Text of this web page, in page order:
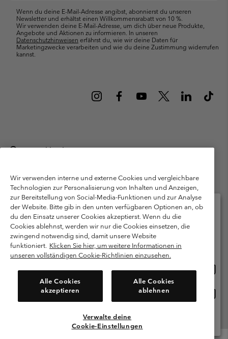
Wenn du deine E-Mail-Adresse angibst, abonnierst du unseren
Newsletter und erhältst einen Willkommensrabatt von 10 %.
Wir verwenden deine E-Mail-Adresse, um dich über neue Produkte,
Angebote und Aktionen zu informieren. In unseren
Datenschutzhinweisen erfährst du, wie wir deine Daten für
Marketingzwecke verarbeiten und wie du deine Zustimmung widerrufen
kannst.
Deutschland
München Deutschland. Alle Rechte vorbehalten.
Nutzungsbedingungen
Allgemeine Verkaufsbedingungen
Garantie
Datenschutzerklärung
Bestimmungen und Bedingungen des Mitglieder Programms
Nutzungsbedingungen Für Nutzergenerierte Inhalte
Cookies
Public CBCR
Kundenservice: Mo- Fr. 9:00 - 13:00 & 14:00- 18:00 Uhr
(+)498912081004
Wir verwenden interne und externe Cookies und vergleichbare
Technologien zur Personalisierung von Inhalten und Anzeigen,
zur Bereitstellung von Social-Media-Funktionen und zur Analyse
der Website. Bitte gib in den unten verfügbaren Optionen an, ob
du den Einsatz unserer Cookies akzeptierst. Wenn du die
Cookies ablehnst, werden wir nur die Cookies einsetzen, die
zwingend notwendig sind, damit unsere Website
funktioniert. Klicken Sie hier, um weitere Informationen in
unseren vollständigen Cookie-Richtlinien einzusehen.
Alle Cookies
akzeptieren
Alle Cookies
ablehnen
Verwalte deine
Cookie-Einstellungen
Bitte wählen Sie Ihr Lieferland und Ihre Sprache
Online-Einkauf verfügbar
Deutschland
Alle Länder Anzeigen